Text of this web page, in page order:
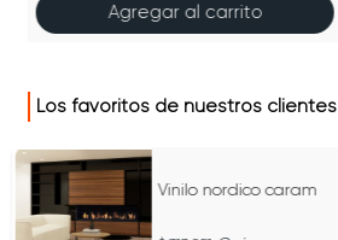
Agregar al carrito
Los favoritos de nuestros clientes
Vinilo nordico caram